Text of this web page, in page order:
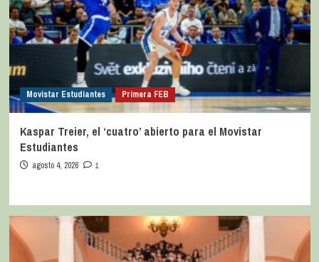
Movistar Estudiantes Primera FEB
Kaspar Treier, el ‘cuatro’ abierto para el Movistar
Estudiantes
agosto 4, 2026 1